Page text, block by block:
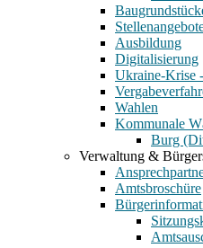
Ausbildung
Digitalisierung
Ukraine-Krise
Wahlen
Kommunale
Burg
Verwaltung &
Amtsbroschüre